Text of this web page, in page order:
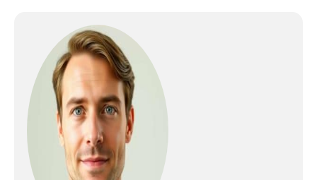
Production &
Optimal Skin Health
- Amazing
Guarantee 1oz by